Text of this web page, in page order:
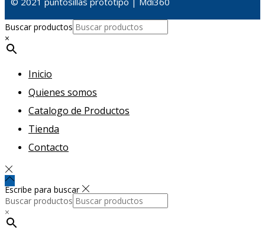
Buscar productos
×
Inicio
Quienes somos
Catalogo de Productos
Tienda
Contacto
Escribe para buscar
Buscar productos
×